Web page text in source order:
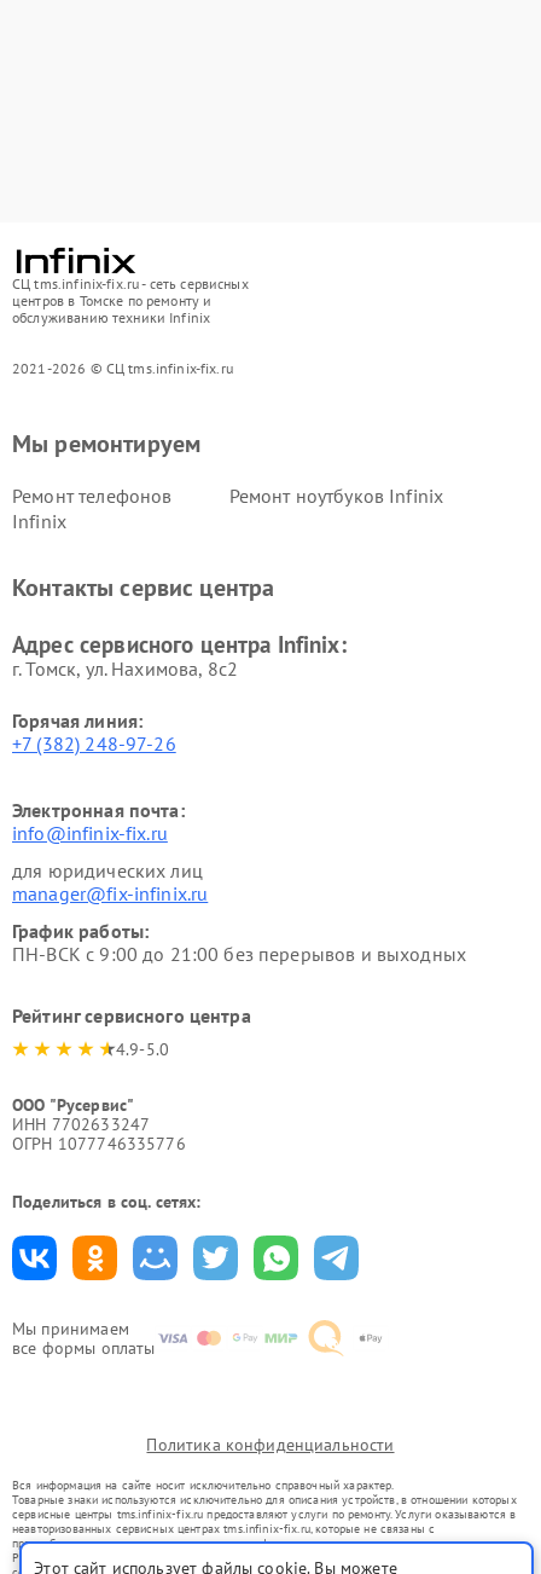
СЦ tms.infinix-fix.ru - сеть сервисных
центров в Томске по ремонту и
обслуживанию техники Infinix
2021-2026 © СЦ tms.infinix-fix.ru
Мы принимаем
все формы оплаты
Мы ремонтируем
Ремонт телефонов
Infinix
Ремонт ноутбуков Infinix
Контакты сервис центра
Адрес сервисного центра Infinix:
г. Томск, ул. Нахимова, 8с2
Горячая линия:
+7 (382) 248-97-26
Электронная почта:
info@infinix-fix.ru
для юридических лиц
manager@fix-infinix.ru
График работы:
ПН-ВСК с 9:00 до 21:00 без перерывов и выходных
Рейтинг сервисного центра
4.9-5.0
ООО "Русервис"
ИНН 7702633247
ОГРН 1077746335776
Поделиться в соц. сетях:
Политика конфиденциальности
Вся информация на сайте носит исключительно справочный характер.
Товарные знаки используются исключительно для описания устройств, в отношении которых
сервисные центры tms.infinix-fix.ru предоставляют услуги по ремонту. Услуги оказываются в
неавторизованных сервисных центрах tms.infinix-fix.ru, которые не связаны с
правообладателями товарных знаков или их официальными представителями.
Ремонт осуществляется для устройств, уже введенных в гражданский оборот в соответствии
Этот сайт использует файлы cookie. Вы можете